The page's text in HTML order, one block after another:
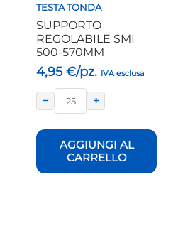
TESTA TONDA
SUPPORTO
REGOLABILE SMI
500-570MM
4,95€/pz. IVA esclusa
− +
AGGIUNGI AL
CARRELLO